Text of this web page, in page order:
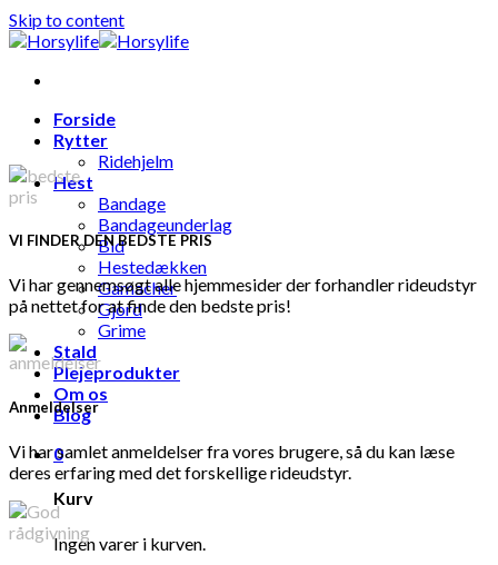
Skip to content
Forside
Rytter
Ridehjelm
Hest
Bandage
Bandageunderlag
Bid
Hestedækken
Gamacher
Gjord
Grime
Stald
Plejeprodukter
Om os
Blog
0
Kurv
Ingen varer i kurven.
VI FINDER DEN BEDSTE PRIS
Vi har gennemsøgt alle hjemmesider der forhandler rideudstyr
på nettet for at finde den bedste pris!
Anmeldelser
Vi har samlet anmeldelser fra vores brugere, så du kan læse
deres erfaring med det forskellige rideudstyr.